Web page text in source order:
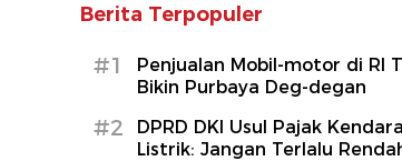
Berita Terpopuler
#1
Penjualan Mobil-motor di RI
Bikin Purbaya Deg-degan
#2
DPRD DKI Usul Pajak
Listrik: Jangan Terlalu